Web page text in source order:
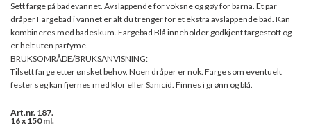
Sett farge på badevannet. Avslappende for voksne og gøy for barna. Et par
dråper Fargebad i vannet er alt du trenger for et ekstra avslappende bad. Kan
kombineres med badeskum. Fargebad Blå inneholder godkjent fargestoff og
er helt uten parfyme.
BRUKSOMRÅDE/BRUKSANVISNING:
Tilsett farge etter ønsket behov. Noen dråper er nok. Farge som eventuelt
fester seg kan fjernes med klor eller Sanicid. Finnes i grønn og blå.
Art.nr. 187.
16 x 150 ml.